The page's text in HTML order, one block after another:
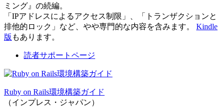
ミング』の続編。
「IPアドレスによるアクセス制限」、「トランザクションと
排他的ロック」など、やや専門的な内容を含みます。 Kindle
版 もあります。
読者サポートページ
Ruby on Rails環境構築ガイド
（インプレス・ジャパン）